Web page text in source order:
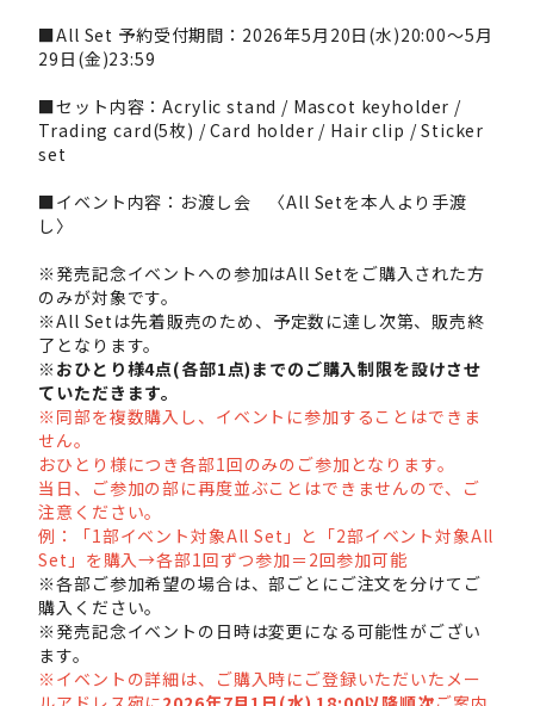
■All Set 予約受付期間：2026年5月20日(水)20:00～5月
29日(金)23:59
■セット内容：Acrylic stand / Mascot keyholder /
Trading card(5枚) / Card holder / Hair clip / Sticker
set
■イベント内容：お渡し会 〈All Setを本人より手渡
し〉
※発売記念イベントへの参加はAll Setをご購入された方
のみが対象です。
※All Setは先着販売のため、予定数に達し次第、販売終
了となります。
※おひとり様4点(各部1点)までのご購入制限を設けさせ
ていただきます。
※同部を複数購入し、イベントに参加することはできま
せん。
おひとり様につき各部1回のみのご参加となります。
当日、ご参加の部に再度並ぶことはできませんので、ご
注意ください。
例：「1部イベント対象All Set」と「2部イベント対象All
Set」を購入→各部1回ずつ参加＝2回参加可能
※各部ご参加希望の場合は、部ごとにご注文を分けてご
購入ください。
※発売記念イベントの日時は変更になる可能性がござい
ます。
※イベントの詳細は、ご購入時にご登録いただいたメー